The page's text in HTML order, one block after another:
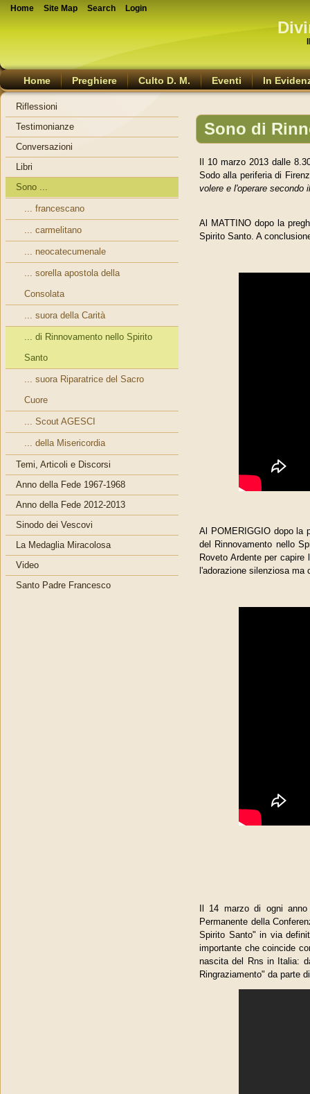
Home Preghiere Culto D. M. Eventi In
Riflessioni
Testimonianze
Conversazioni
Libri
Sono ...
... francescano
... carmelitano
... neocatecumenale
... sorella apostola della
Consolata
... suora della Carità
... di Rinnovamento nello Spirito
Santo
... suora Riparatrice del Sacro
Cuore
... Scout AGESCI
... della Misericordia
Temi, Articoli e Discorsi
Anno della Fede 1967-1968
Anno della Fede 2012-2013
Sinodo dei Vescovi
La Medaglia Miracolosa
Video
Santo Padre Francesco
Sono di
Il 10 marzo 2013 dalle
Sodo alla periferia di
volere e l'operare secondo
Al MATTINO dopo la
Spirito Santo. A
Al POMERIGGIO dopo la
del Rinnovamento nello
Roveto Ardente per
l'adorazione silenziosa
Il 14 marzo di ogni
Permanente della
Spirito Santo" in via
importante che coincide
nascita del Rns in Italia:
Ringraziamento" da parte
Home Site Map Search Login